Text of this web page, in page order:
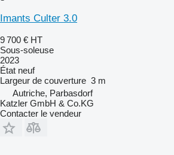
Imants Culter 3.0
9 700 € HT
Sous-soleuse
2023
État neuf
Largeur de couverture 3 m
Autriche, Parbasdorf
Katzler GmbH & Co.KG
Contacter le vendeur